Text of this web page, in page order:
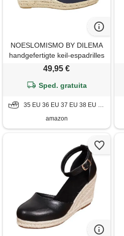
NOESLOMISMO BY DILEMA
handgefertigte keil-espadrilles
damen 7 cm keilabsatz- made
49,95 €
Sped. gratuita
35 EU 36 EU 37 EU 38 EU 39 EU 40 EU 41 EU
amazon